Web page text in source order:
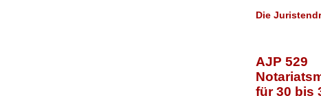
Die
AJP
für 30 bis